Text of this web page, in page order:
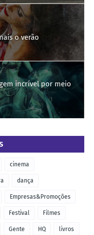
o verão
incrível por meio
cinema
dança
Empresas&Promoções
Festival Filmes
Gente HQ livros